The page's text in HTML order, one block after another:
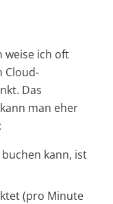
weise ich oft
Cloud-
Das
man eher
kann, ist
(pro Minute